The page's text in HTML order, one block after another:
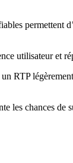
permettent
utilisateur et
RTP
les chances de